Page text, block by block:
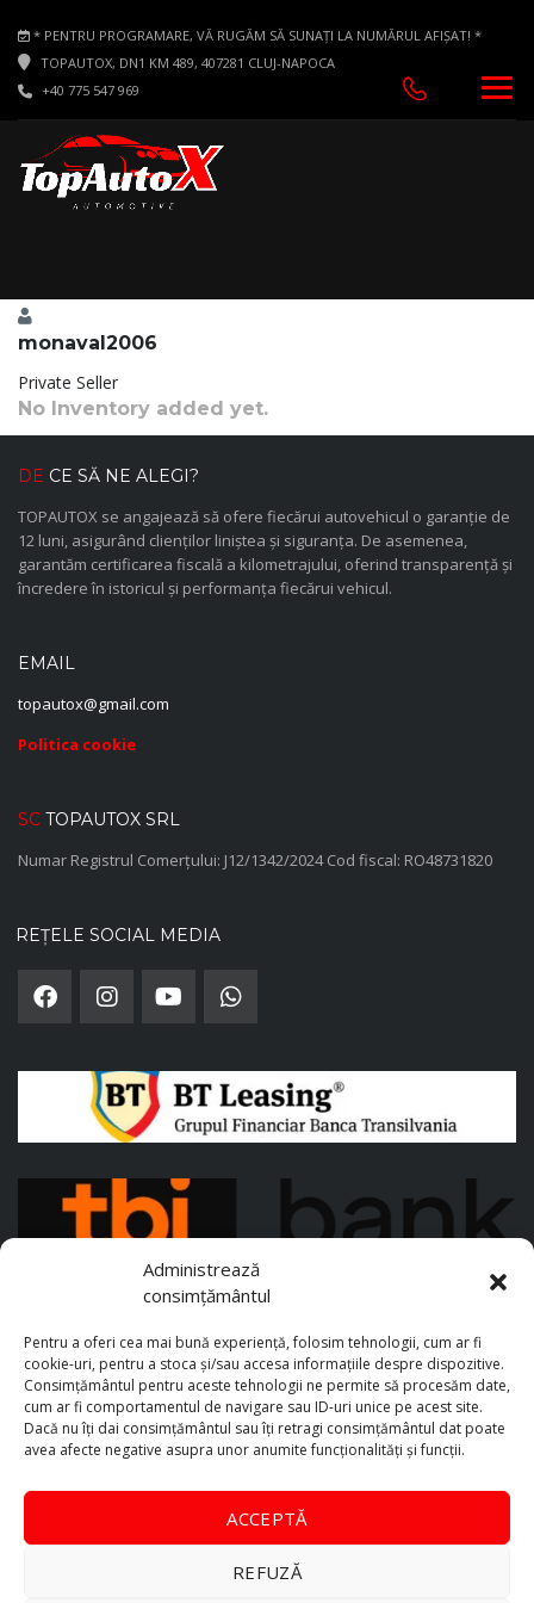
Administrează
consimțământul
Pentru a oferi cea mai bună experiență, folosim tehnologii, cum ar fi
cookie-uri, pentru a stoca și/sau accesa informațiile despre dispozitive.
Consimțământul pentru aceste tehnologii ne permite să procesăm date,
cum ar fi comportamentul de navigare sau ID-uri unice pe acest site.
Dacă nu îți dai consimțământul sau îți retragi consimțământul dat poate
avea afecte negative asupra unor anumite funcționalități și funcții.
ACCEPTĂ
REFUZĂ
* PENTRU PROGRAMARE, VĂ RUGĂM SĂ SUNAȚI LA NUMĂRUL AFIȘAT! *
TOPAUTOX, DN1 KM 489, 407281 CLUJ-NAPOCA
+40 775 547 969
monaval2006
Private Seller
No Inventory added yet.
DE CE SĂ NE ALEGI?
TOPAUTOX se angajează să ofere fiecărui autovehicul o garanție de
12 luni, asigurând clienților liniștea și siguranța. De asemenea,
garantăm certificarea fiscală a kilometrajului, oferind transparență și
încredere în istoricul și performanța fiecărui vehicul.
EMAIL
topautox@gmail.com
Politica cookie
SC TOPAUTOX SRL
Numar Registrul Comerțului: J12/1342/2024 Cod fiscal: RO48731820
REȚELE SOCIAL MEDIA